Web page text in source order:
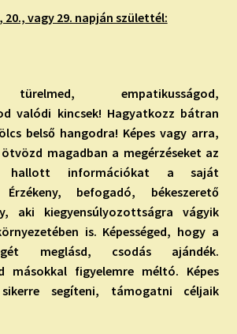
20., vagy 29. napján születtél:
türelmed, empatikusságod,
valódi kincsek! Hagyatkozz bátran
belső hangodra! Képes vagy arra,
magadban a megérzéseket az
hallott információkat a saját
Érzékeny, befogadó, békeszerető
aki kiegyensúlyozottságra vágyik
is. Képességed, hogy a
meglásd, csodás ajándék.
másokkal figyelemre méltó. Képes
segíteni, támogatni céljaik